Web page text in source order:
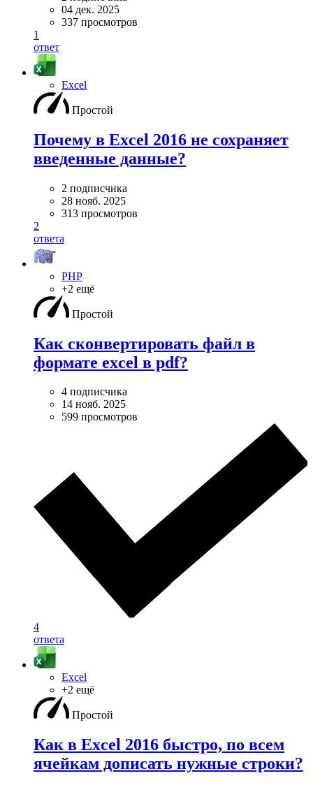
04 дек. 2025
337 просмотров
1
ответ
Excel
Простой
Почему в Excel 2016 не сохраняет
введенные данные?
2 подписчика
28 нояб. 2025
313 просмотров
2
ответа
PHP
+2 ещё
Простой
Как сконвертировать файл в
формате excel в pdf?
4 подписчика
14 нояб. 2025
599 просмотров
4
ответа
Excel
+2 ещё
Простой
Как в Excel 2016 быстро, по всем
ячейкам дописать нужные строки?